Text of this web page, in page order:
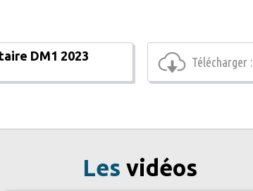
DM1 2023
Télécharger :
Les vidéos